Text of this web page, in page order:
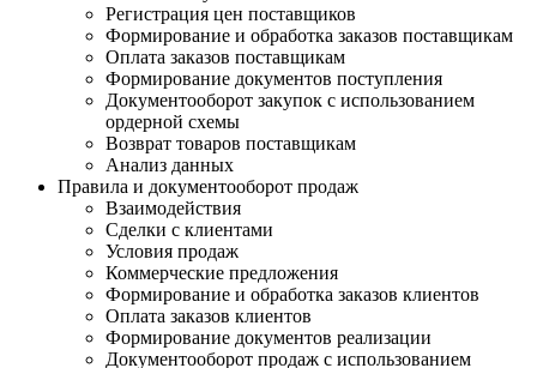
Регистрация цен поставщиков
Формирование и обработка заказов поставщикам
Оплата заказов поставщикам
Формирование документов поступления
Документооборот закупок с использованием
ордерной схемы
Возврат товаров поставщикам
Анализ данных
Правила и документооборот продаж
Взаимодействия
Сделки с клиентами
Условия продаж
Коммерческие предложения
Формирование и обработка заказов клиентов
Оплата заказов клиентов
Формирование документов реализации
Документооборот продаж с использованием